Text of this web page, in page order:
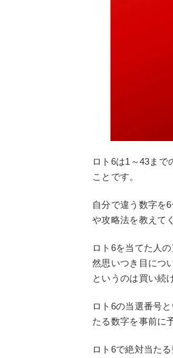
ロト6は1～43まで
ことです。
自分で違う数字を
や攻略法を教えて
ロト6を当てた人
然思いつき目につ
というのは買い続
ロト6の当選番号
たる数字を事前に
ロト6で絶対当た